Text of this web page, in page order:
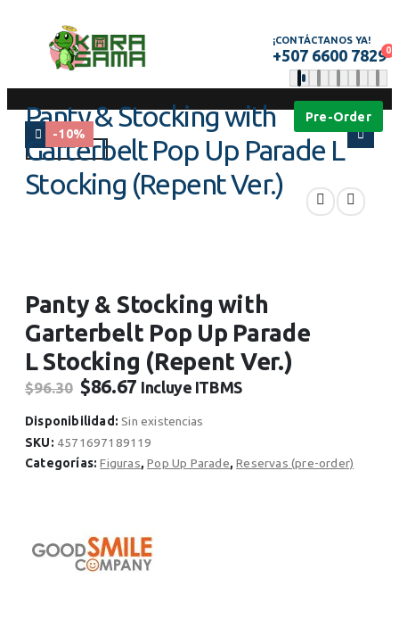
¡CONTÁCTANOS YA!
+507 6600 78290
Panty & Stocking with
Garterbelt Pop Up Parade L
Stocking (Repent Ver.)
-10%
Pre-Order
Panty & Stocking with
Garterbelt Pop Up Parade
L Stocking (Repent Ver.)
$96.30 El
original
era:
$96.30.
$86.67El
actual
es:
$86.67.
Incluye ITBMS
Disponibilidad:Sin existencias
SKU: 4571697189119
Categorías:Figuras,Pop Up Parade,Reservas (pre-order)